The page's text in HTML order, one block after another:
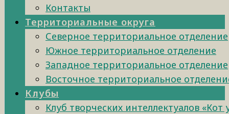
Контакты
Территориальные округа
Северное территориальное отделение
Южное территориальное отделение
Западное территориальное отделение
Восточное территориальное
Клубы
Клуб творческих интеллектуалов «Кот